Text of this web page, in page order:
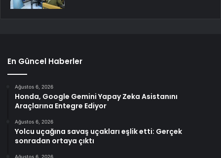
En Güncel Haberler
Ağustos 6, 2026
Honda, Google Gemini Yapay Zeka Asistanını
Araçlarına Entegre Ediyor
Ağustos 6, 2026
Yolcu uçağına savaş uçakları eşlik etti: Gerçek
sonradan ortaya çıktı
Ağustos 6, 2026